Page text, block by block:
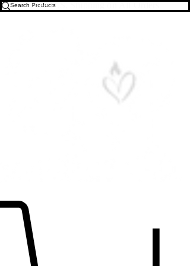
Free U.S. Shipping on All Orders